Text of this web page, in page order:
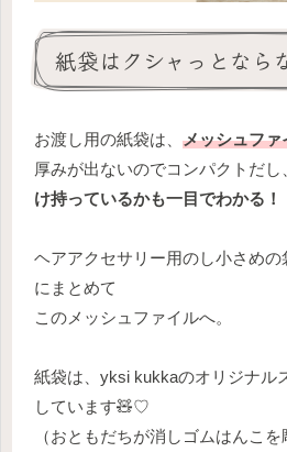
紙袋はクシャっとなら
お渡し用の紙袋は、 メッシュファ
厚みが出ないのでコンパクトだし
け持っているかも一目でわかる！
ヘアアクセサリー用のし小さめ
にまとめて
このメッシュファイルへ。
紙袋は、yksi kukkaのオリジナル
しています🧸♡
（おともだちが消しゴムはんこを